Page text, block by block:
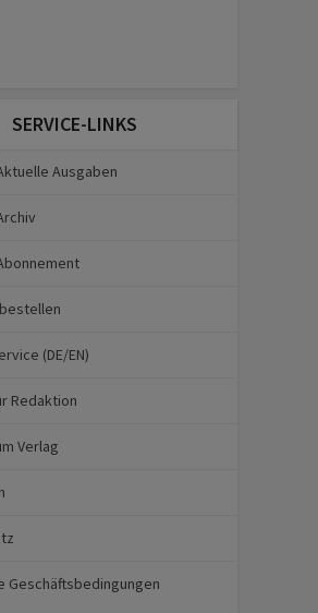
SERVICE-LINKS
Ausgaben
(DE/EN)
Redaktion
Verlag
Geschäftsbedingungen